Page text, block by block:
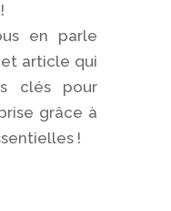
en parle
article qui
clés pour
grâce à
!